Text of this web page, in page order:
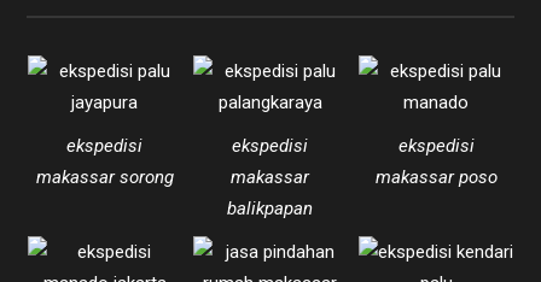
ekspedisi
makassar sorong
ekspedisi
makassar
balikpapan
ekspedisi
makassar poso